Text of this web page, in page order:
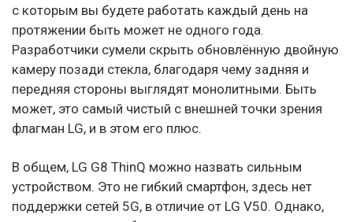
с которым вы будете работать каждый день на
протяжении быть может не одного года.
Разработчики сумели скрыть обновлённую двойную
камеру позади стекла, благодаря чему задняя и
передняя стороны выглядят монолитными. Быть
может, это самый чистый с внешней точки зрения
флагман LG, и в этом его плюс.
В общем, LG G8 ThinQ можно назвать сильным
устройством. Это не гибкий смартфон, здесь нет
поддержки сетей 5G, в отличие от LG V50. Однако,